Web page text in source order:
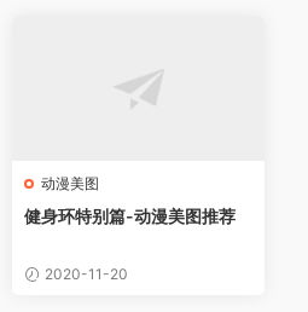
动漫美图
健身环特别篇-动漫美图推荐
2020-11-20